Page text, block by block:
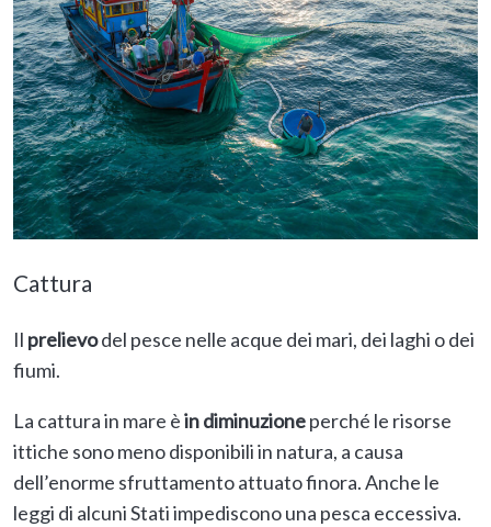
Cattura
Il prelievodel pesce nelle acque dei mari, dei laghi o dei
fiumi.
La cattura in mare èin diminuzioneperché le risorse
ittiche sono meno disponibili in natura, a causa
dell’enorme sfruttamento attuato finora. Anche le
leggi di alcuni Stati impediscono una pesca eccessiva.